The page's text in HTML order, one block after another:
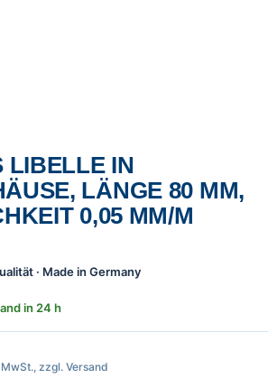
LIBELLE IN
LÄNGE 80 MM,
0,05 MM/M
· Made in Germany
in 24 h
zzgl. Versand